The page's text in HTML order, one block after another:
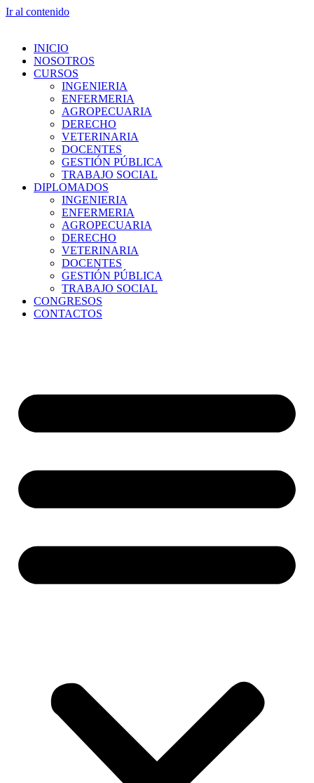
Ir al contenido
INICIO
NOSOTROS
CURSOS
INGENIERIA
ENFERMERIA
AGROPECUARIA
DERECHO
VETERINARIA
DOCENTES
GESTIÓN PÚBLICA
TRABAJO SOCIAL
DIPLOMADOS
INGENIERIA
ENFERMERIA
AGROPECUARIA
DERECHO
VETERINARIA
DOCENTES
GESTIÓN PÚBLICA
TRABAJO SOCIAL
CONGRESOS
CONTACTOS